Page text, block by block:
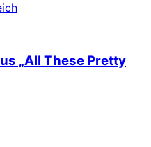
„All These Pretty